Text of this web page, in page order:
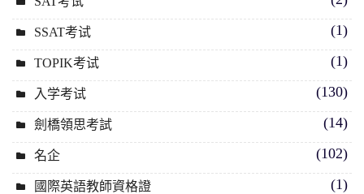
SSAT考试 (1)
TOPIK考试 (1)
入学考试 (130)
劍橋領思考試 (14)
名企 (102)
國際英語教師資格證 (1)